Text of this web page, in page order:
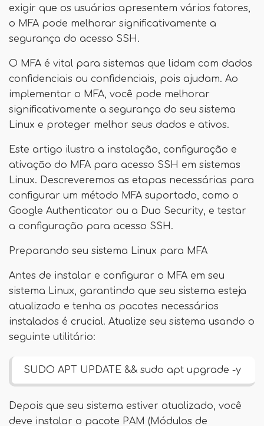
exigir que os usuários apresentem vários fatores,
o MFA pode melhorar significativamente a
segurança do acesso SSH.
O MFA é vital para sistemas que lidam com dados
confidenciais ou confidenciais, pois ajudam. Ao
implementar o MFA, você pode melhorar
significativamente a segurança do seu sistema
Linux e proteger melhor seus dados e ativos.
Este artigo ilustra a instalação, configuração e
ativação do MFA para acesso SSH em sistemas
Linux. Descreveremos as etapas necessárias para
configurar um método MFA suportado, como o
Google Authenticator ou a Duo Security, e testar
a configuração para acesso SSH.
Preparando seu sistema Linux para MFA
Antes de instalar e configurar o MFA em seu
sistema Linux, garantindo que seu sistema esteja
atualizado e tenha os pacotes necessários
instalados é crucial. Atualize seu sistema usando o
seguinte utilitário:
SUDO APT UPDATE && sudo apt upgrade -y
Depois que seu sistema estiver atualizado, você
deve instalar o pacote PAM (Módulos de